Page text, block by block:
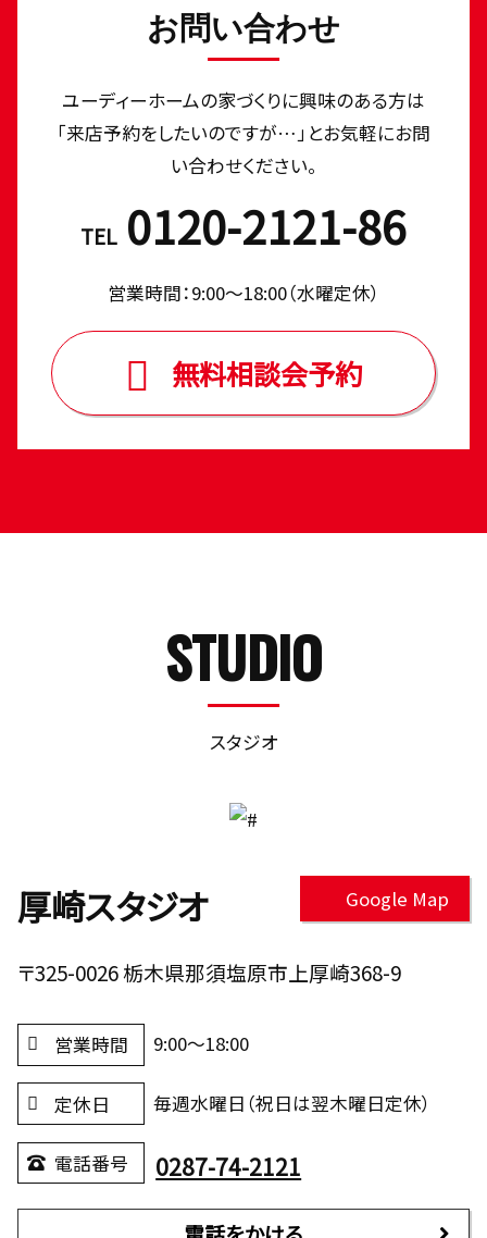
お問い合わせ
ユーディーホームの家づくりに興味のある⽅は
「来店予約をしたいのですが…」とお気軽にお問
い合わせください。
TEL 0120-2121-86
営業時間：9:00〜18:00（⽔曜定休）
無料相談会予約
STUDIO
スタジオ
厚崎スタジオ Google Map
〒325-0026 栃木県那須塩原市上厚崎368-9
営業時間 9:00～18:00
定休日 毎週水曜日（祝日は翌木曜日定休）
電話番号 0287-74-2121